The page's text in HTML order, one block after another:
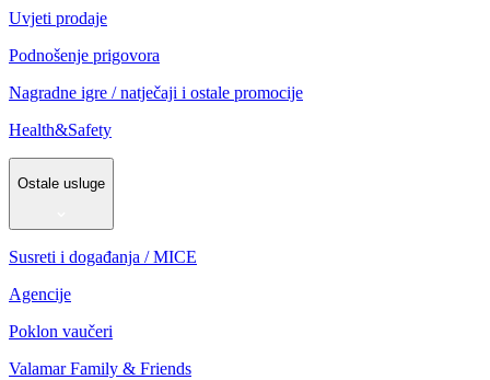
Uvjeti prodaje
Podnošenje prigovora
Nagradne igre / natječaji i ostale promocije
Health&Safety
Ostale usluge
Susreti i događanja / MICE
Agencije
Poklon vaučeri
Valamar Family & Friends